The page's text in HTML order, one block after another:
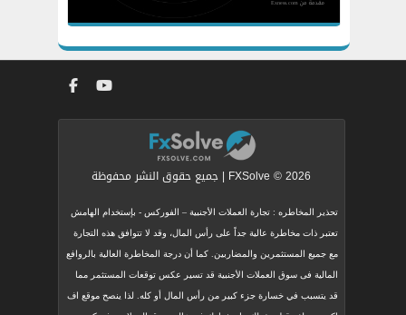
FXSolve © 2026 | جميع حقوق النشر محفوظة
تحذير المخاطره : تجارة العملات الأجنبية – الفوركس - بإستخدام الهامش
تعتبر ذات مخاطرة عالية جداً على رأس المال، وقد لا تتوافق هذه التجارة
مع جميع المستثمرين والمضاربين. كما أن درجة المخاطرة العالية بالروافع
المالية فى سوق العملات الأجنبية قد تسير عكس توقعات المستثمر مما
قد يتسبب في خسارة جزء كبير من رأس المال أو كله. لذا ينصح موقع اف